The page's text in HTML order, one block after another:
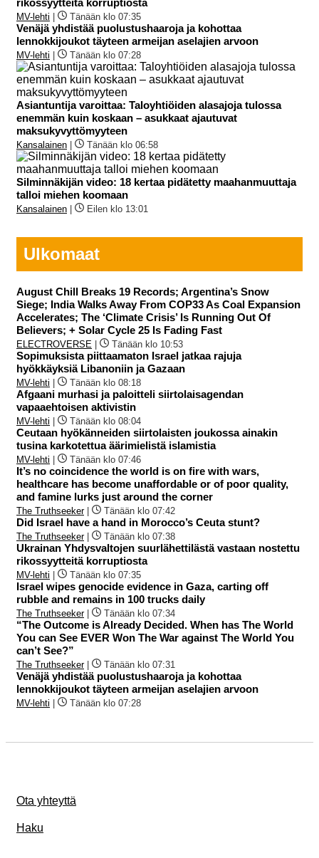
rikossyytteitä korruptiosta
MV-lehti Tänään klo 07:35
Venäjä yhdistää puolustushaaroja ja kohottaa
lennokkijoukot täyteen armeijan aselajien arvoon
MV-lehti Tänään klo 07:28
Asiantuntija varoittaa: Taloyhtiöiden alasajoja tulossa
enemmän kuin koskaan – asukkaat ajautuvat
maksukyvyttömyyteen
Kansalainen Tänään klo 06:58
Silminnäkijän video: 18 kertaa pidätetty maahanmuuttaja
talloi miehen koomaan
Kansalainen Eilen klo 13:01
Ulkomaat
August Chill Breaks 19 Records; Argentina’s Snow
Siege; India Walks Away From COP33 As Coal Expansion
Accelerates; The ‘Climate Crisis’ Is Running Out Of
Believers; + Solar Cycle 25 Is Fading Fast
ELECTROVERSE Tänään klo 10:53
Sopimuksista piittaamaton Israel jatkaa rajuja
hyökkäyksiä Libanoniin ja Gazaan
MV-lehti Tänään klo 08:18
Afgaani murhasi ja paloitteli siirtolaisagendan
vapaaehtoisen aktivistin
MV-lehti Tänään klo 08:04
Ceutaan hyökänneiden siirtolaisten joukossa ainakin
tusina karkotettua äärimielistä islamistia
MV-lehti Tänään klo 07:46
It’s no coincidence the world is on fire with wars,
healthcare has become unaffordable or of poor quality,
and famine lurks just around the corner
The Truthseeker| Tänään klo 07:42
Did Israel have a hand in Morocco’s Ceuta stunt?
The Truthseeker| Tänään klo 07:38
Ukrainan Yhdysvaltojen suurlähettilästä vastaan nostettu
rikossyytteitä korruptiosta
MV-lehti Tänään klo 07:35
Israel wipes genocide evidence in Gaza, carting off
rubble and remains in 100 trucks daily
The Truthseeker| Tänään klo 07:34
“The Outcome is Already Decided. When has The World
You can See EVER Won The War against The World You
can’t See?”
The Truthseeker| Tänään klo 07:31
Venäjä yhdistää puolustushaaroja ja kohottaa
lennokkijoukot täyteen armeijan aselajien arvoon
MV-lehti Tänään klo 07:28
Ota yhteyttä
Haku